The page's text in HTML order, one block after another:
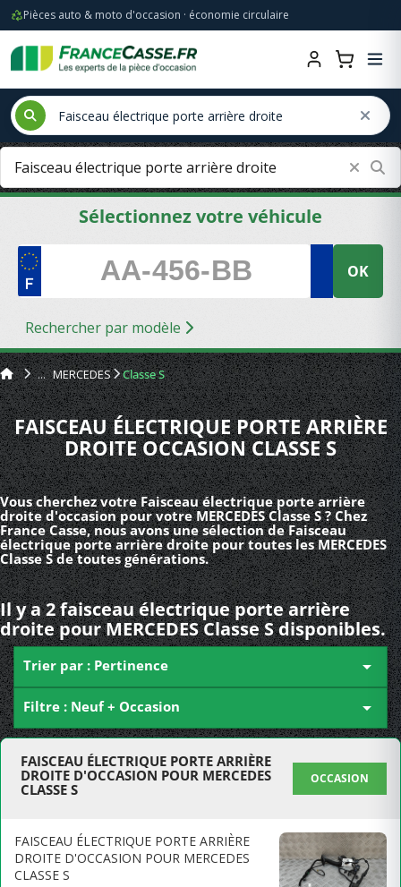
Pièces auto & moto d'occasion · économie circulaire
Sélectionnez votre véhicule
OK
Rechercher par modèle
MERCEDES Classe S
FAISCEAU ÉLECTRIQUE PORTE ARRIÈRE
DROITE OCCASION CLASSE S
Vous cherchez votre Faisceau électrique porte arrière
droite d'occasion pour votre MERCEDES Classe S ? Chez
France Casse, nous avons une sélection de Faisceau
électrique porte arrière droite pour toutes les MERCEDES
Classe S de toutes générations.
Il y a 2 faisceau électrique porte arrière
droite pour MERCEDES Classe S disponibles.
Trier par : Pertinence 
Filtre : Neuf + Occasion 
FAISCEAU ÉLECTRIQUE PORTE ARRIÈRE
DROITE D'OCCASION POUR MERCEDES
CLASSE S
OCCASION
FAISCEAU ÉLECTRIQUE PORTE ARRIÈRE
DROITE D'OCCASION POUR MERCEDES
CLASSE S